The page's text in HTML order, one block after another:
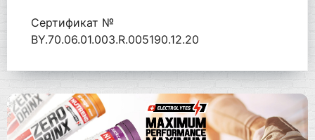
Сертификат №
BY.70.06.01.003.R.005190.12.20